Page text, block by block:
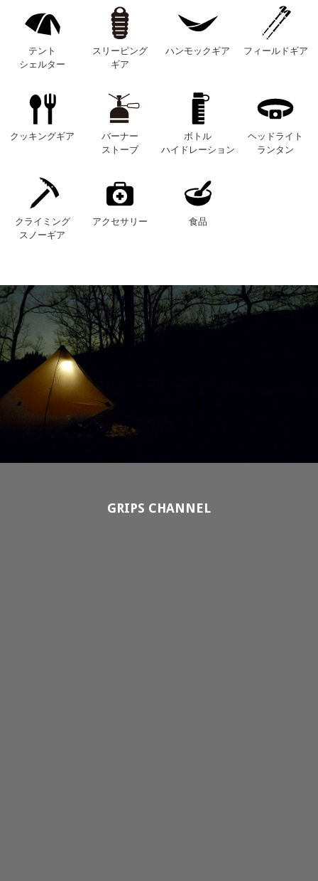
テント
シェルター
スリーピング
ギア
ハンモックギア フィールドギア
クッキングギア
バーナー
ストーブ
ボトル
ハイドレーション
ヘッドライト
ランタン
クライミング
スノーギア
アクセサリー 食品
GRIPS CHANNEL